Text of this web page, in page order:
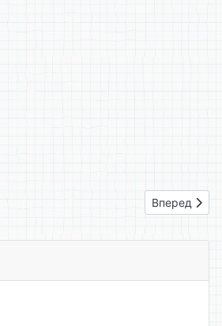
Следующий:
Вперед